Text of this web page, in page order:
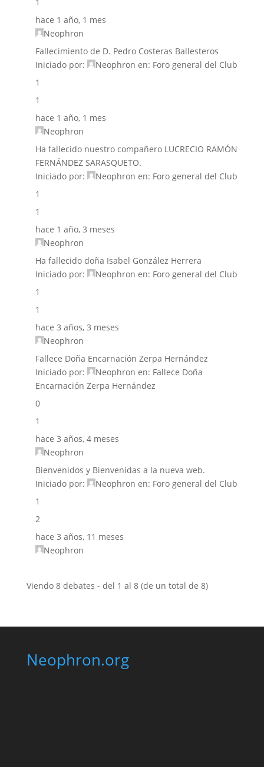
hace 1 año, 1 mes
Neophron
Fallecimiento de D. Pedro Costeras Ballesteros
Iniciado por:
Neophron en: Foro general del Club
1
1
hace 1 año, 1 mes
Neophron
Ha fallecido nuestro compañero LUCRECIO RAMÓN
FERNÁNDEZ SARASQUETO.
Iniciado por:
Neophron en: Foro general del Club
1
1
hace 1 año, 3 meses
Neophron
Ha fallecido doña Isabel González Herrera
Iniciado por:
Neophron en: Foro general del Club
1
1
hace 3 años, 3 meses
Neophron
Fallece Doña Encarnación Zerpa Hernández
Iniciado por:
Neophron en: Fallece Doña
Encarnación Zerpa Hernández
0
1
hace 3 años, 4 meses
Neophron
Bienvenidos y Bienvenidas a la nueva web.
Iniciado por:
Neophron en: Foro general del Club
1
2
hace 3 años, 11 meses
Neophron
Viendo 8 debates - del 1 al 8 (de un total de 8)
Neophron.org